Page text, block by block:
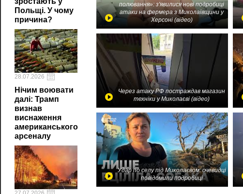
Польщі. У чому
причина?
28.07.2026
Нічим воювати
далі: Трамп
визнав
виснаження
американського
арсеналу
полювання»: з'явилися нові подробиці
атаки на фермера з Миколаївщини у
Херсоні (відео)
Через атаку РФ постраждав магазин
техніки у Миколаєві (відео)
Удар по селу під Миколаєвом: очевидці
повідомили подробиці